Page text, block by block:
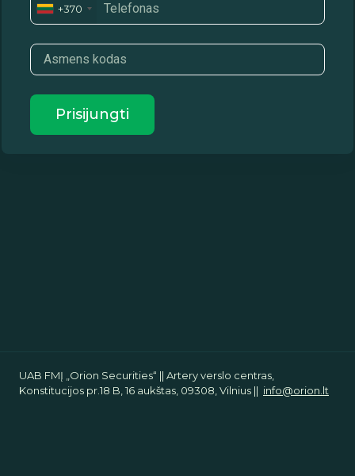
+370 Telefonas
Asmens kodas
UAB FMĮ „Orion Securities“ || Artery verslo centras,
Konstitucijos pr.18 B, 16 aukštas, 09308, Vilnius || info@orion.lt